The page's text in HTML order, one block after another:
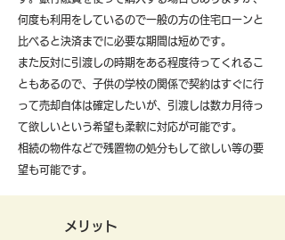
何度も利用をしているので一般の方の住宅ローンと
比べると決済までに必要な期間は短めです。
また反対に引渡しの時期をある程度待ってくれるこ
ともあるので、子供の学校の関係で契約はすぐに行
って売却自体は確定したいが、引渡しは数カ月待っ
て欲しいという希望も柔軟に対応が可能です。
​相続の物件などで残置物の処分もして欲しい等の要
望も可能です。
メリット